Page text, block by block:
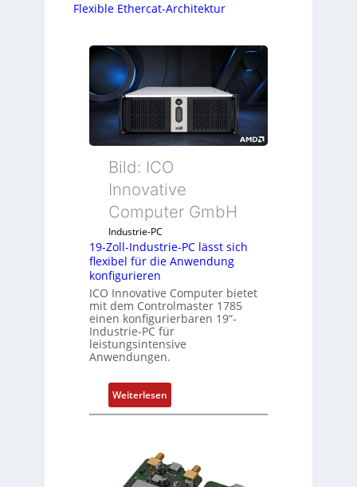
Flexible Ethercat-Architektur
Bild: ICO
Innovative
Computer GmbH
Industrie-PC
19-Zoll-Industrie-PC lässt sich
flexibel für die Anwendung
konfigurieren
ICO Innovative Computer bietet
mit dem Controlmaster 1785
einen konfigurierbaren 19“-
Industrie-PC für
leistungsintensive
Anwendungen.
Weiterlesen:
1
Z
o